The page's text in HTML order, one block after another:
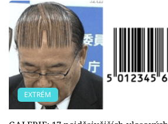
EXTRÉM